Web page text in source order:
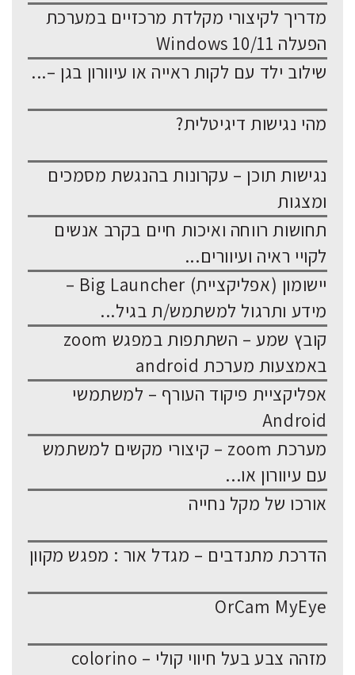
מדריך לקיצורי מקלדת מרכזיים במערכת
הפעלה Windows 10/11
שילוב ילד עם לקות ראייה או עיוורון בגן –...
מהי נגישות דיגיטלית?
נגישות תוכן – עקרונות בהנגשת מסמכים
ומצגות
תחושות רווחה ואיכות חיים בקרב אנשים
לקויי ראיה ועיוורים...
יישומון (אפליקציית) Big Launcher –
מידע ותרגול למשתמש/ת בגיל...
קובץ שמע – השתתפות במפגש zoom
באמצעות מערכת android
אפליקציית פיקוד העורף – למשתמשי
Android
מערכת zoom – קיצורי מקשים למשתמש
עם עיוורון או...
אורכו של מקל נחייה
הדרכת מתנדבים – מגדל אור : מפגש מקוון
OrCam MyEye
מזהה צבע בעל חיווי קולי – colorino